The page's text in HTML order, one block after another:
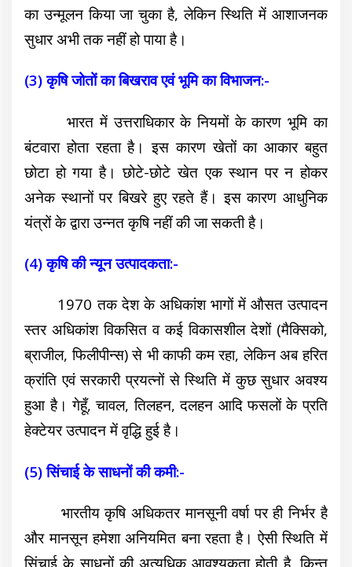
का उन्मूलन किया जा चुका है, लेकिन स्थिति में आशाजनक
सुधार अभी तक नहीं हो पाया है।
(3) कृषि जोतों का बिखराव एवं भूमि का विभाजन:-
भारत में उत्तराधिकार के नियमों के कारण भूमि का
बंटवारा होता रहता है। इस कारण खेतों का आकार बहुत
छोटा हो गया है। छोटे-छोटे खेत एक स्थान पर न होकर
अनेक स्थानों पर बिखरे हुए रहते हैं। इस कारण आधुनिक
यंत्रों के द्वारा उन्नत कृषि नहीं की जा सकती है।
(4) कृषि की न्यून उत्पादकता:-
1970 तक देश के अधिकांश भागों में औसत उत्पादन
स्तर अधिकांश विकसित व कई विकासशील देशों (मैक्सिको,
ब्राजील, फिलीपीन्स) से भी काफी कम रहा, लेकिन अब हरित
क्रांति एवं सरकारी प्रयत्नों से स्थिति में कुछ सुधार अवश्य
हुआ है। गेहूँ, चावल, तिलहन, दलहन आदि फसलों के प्रति
हेक्टेयर उत्पादन में वृद्धि हुई है।
(5) सिंचाई के साधनों की कमी:-
भारतीय कृषि अधिकतर मानसूनी वर्षा पर ही निर्भर है
और मानसून हमेशा अनियमित बना रहता है। ऐसी स्थिति में
सिंचाई के साधनों की अत्यधिक आवश्यकता होती है, किन्तु